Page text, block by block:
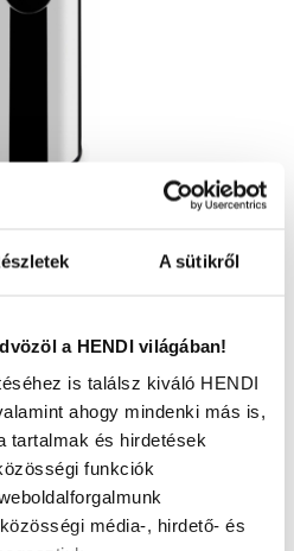
A sütikről
a HENDI világában!
is találsz kiváló HENDI
ahogy mindenki más is,
tartalmak és hirdetések
funkciók
média-, hirdető- és
691397
Ft
Ft+ ÁFA)